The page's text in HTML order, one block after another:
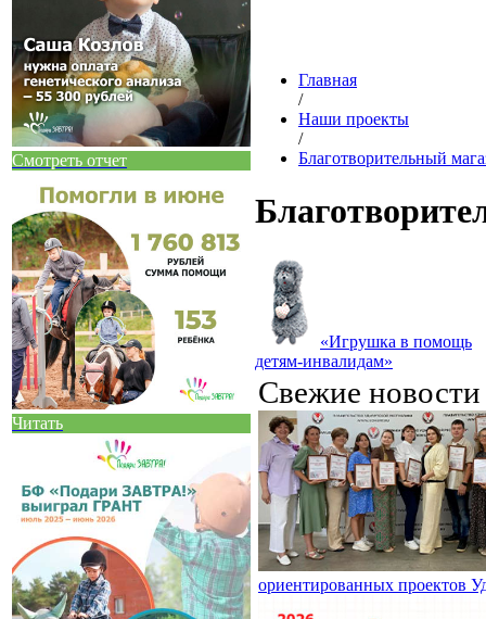
Смотреть отчет
Читать
Главная
/
Наши проекты
/
Благотворительный
«Игрушка в помощь
детям-инвалидам»
Свежие
ориентированных проектов